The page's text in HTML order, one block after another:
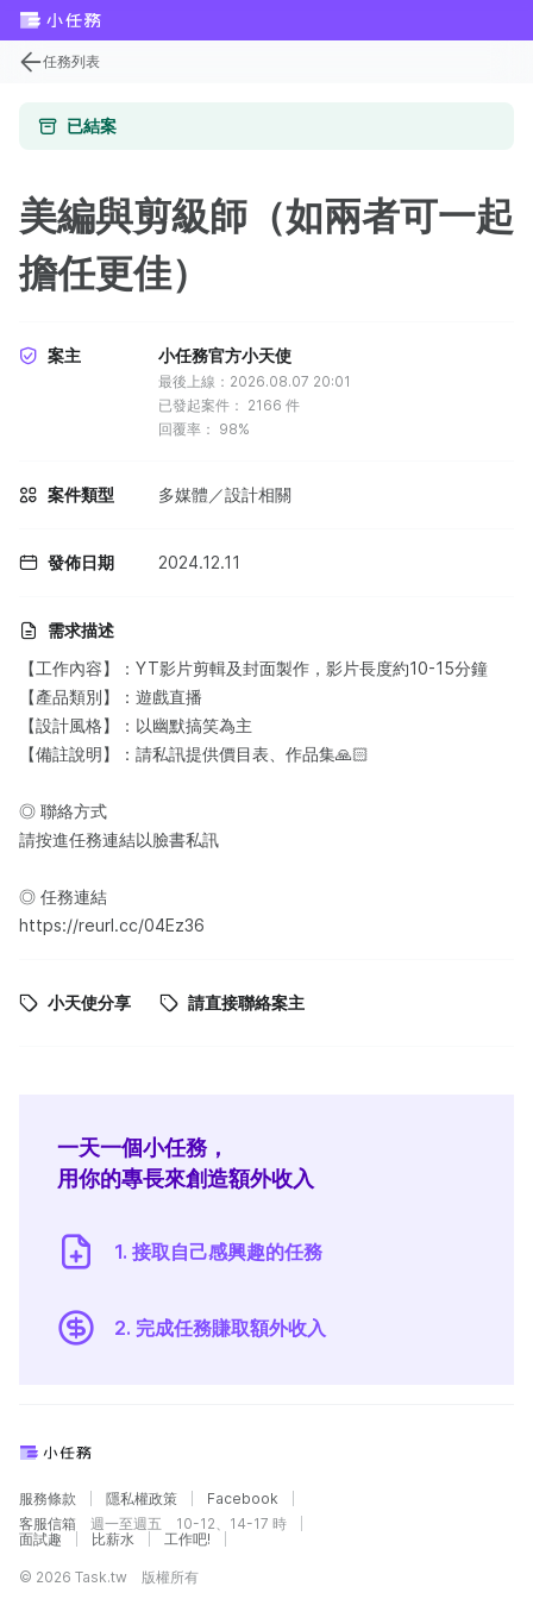
任務列表
已結案
美編與剪級師（如兩者可一起
擔任更佳）
案主 小任務官方小天使
最後上線：2026.08.07 20:01
已發起案件： 2166 件
回覆率： 98%
案件類型 多媒體／設計相關
發佈日期 2024.12.11
需求描述
【工作內容】：YT影片剪輯及封面製作，影片長度約10-15分鐘
【產品類別】：遊戲直播
【設計風格】：以幽默搞笑為主
【備註說明】：請私訊提供價目表、作品集🙏🏻
◎ 聯絡方式
請按進任務連結以臉書私訊
◎ 任務連結
https://reurl.cc/04Ez36
小天使分享 請直接聯絡案主
一天一個小任務，
用你的專長來創造額外收入
1. 接取自己感興趣的任務
2. 完成任務賺取額外收入
服務條款 隱私權政策
Facebook
客服信箱
週一至週五 10-12、14-17 時
面試趣
比薪水 工作吧!
© 2026 Task.tw 版權所有